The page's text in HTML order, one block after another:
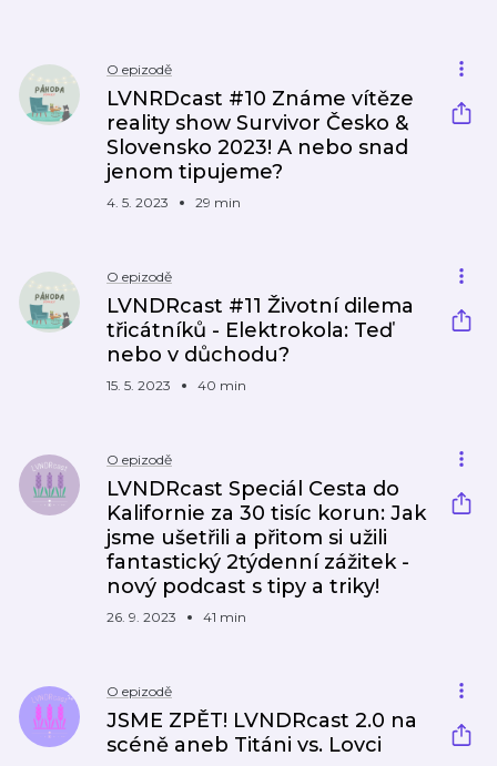
O epizodě
LVNRDcast #10 Známe vítěze
reality show Survivor Česko &
Slovensko 2023! A nebo snad
jenom tipujeme?
4. 5. 2023 29 min
O epizodě
LVNDRcast #11 Životní dilema
třicátníků - Elektrokola: Teď
nebo v důchodu?
15. 5. 2023 40 min
O epizodě
LVNDRcast Speciál Cesta do
Kalifornie za 30 tisíc korun: Jak
jsme ušetřili a přitom si užili
fantastický 2týdenní zážitek -
nový podcast s tipy a triky!
26. 9. 2023 41 min
O epizodě
JSME ZPĚT! LVNDRcast 2.0 na
scéně aneb Titáni vs. Lovci